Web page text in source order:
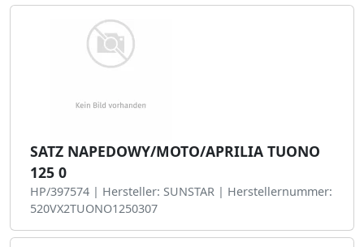
SATZ NAPEDOWY/MOTO/APRILIA TUONO
125 0
HP/397574 | Hersteller: SUNSTAR | Herstellernummer:
520VX2TUONO1250307